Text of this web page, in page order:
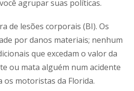
agrupar suas políticas.
de lesões corporais (BI). Os
por danos materiais; nenhum
que excedam o valor da
ou mata alguém num acidente
os motoristas da Florida.